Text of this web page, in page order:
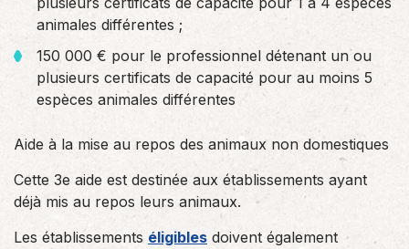
animales différentes ;
150 000 € pour le professionnel détenant un ou
plusieurs certificats de capacité pour au moins 5
espèces animales différentes
Aide à la mise au repos des animaux non domestiques
Cette 3e aide est destinée aux établissements ayant
déjà mis au repos leurs animaux.
Les établissements éligibles doivent également